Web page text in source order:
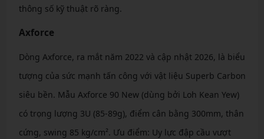
thông số kỹ thuật rõ ràng.
Axforce
Dòng Axforce, ra mắt năm 2022 và cập nhật 2026, là biểu
tượng của sức mạnh tấn công với vật liệu Superb Carbon
siêu bền. Mẫu Axforce 90 New (dùng bởi Loh Kean Yew)
có trọng lượng 3U (85-89g), điểm cân bằng 300mm, thân
cứng, swing 85 kg/cm². Ưu điểm: Uy lực đập cầu vượt